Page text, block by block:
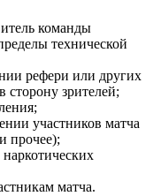
команды
технической
рефери или других
сторону зрителей;
участников матча
прочее);
матча.